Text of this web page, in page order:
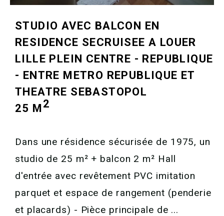
STUDIO AVEC BALCON EN
RESIDENCE SECRUISEE A LOUER
LILLE PLEIN CENTRE - REPUBLIQUE
- ENTRE METRO REPUBLIQUE ET
THEATRE SEBASTOPOL
25 M2
Dans une résidence sécurisée de 1975, un
studio de 25 m² + balcon 2 m² Hall
d'entrée avec revêtement PVC imitation
parquet et espace de rangement (penderie
et placards) - Pièce principale de ...